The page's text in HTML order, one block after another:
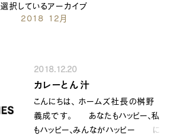
はじめに
施工事例
リノベーション
選択しているアーカイブ
2018 12月
2018.12.20
カレーとん汁
こんにちは、 ホームズ社長の桝野
義成です。 あなたもハッピー、私
もハッピー、みんながハッピー に